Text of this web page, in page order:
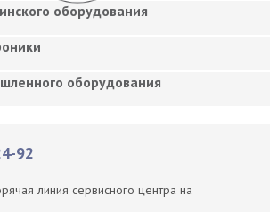
оборудования
оборудования
92
линия сервисного центра на